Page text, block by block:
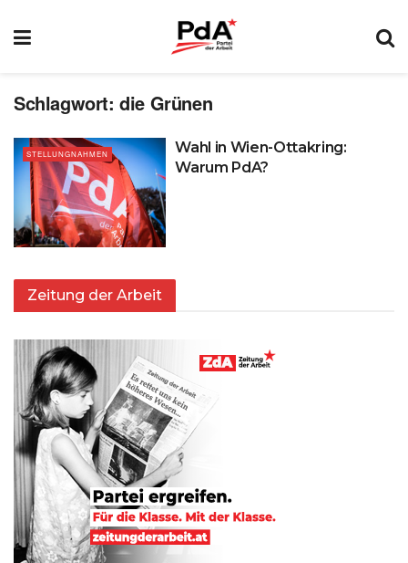
Schlagwort:die Grünen
STELLUNGNAHMEN
Wahl in Wien-Ottakring:
Warum PdA?
Zeitung der Arbeit